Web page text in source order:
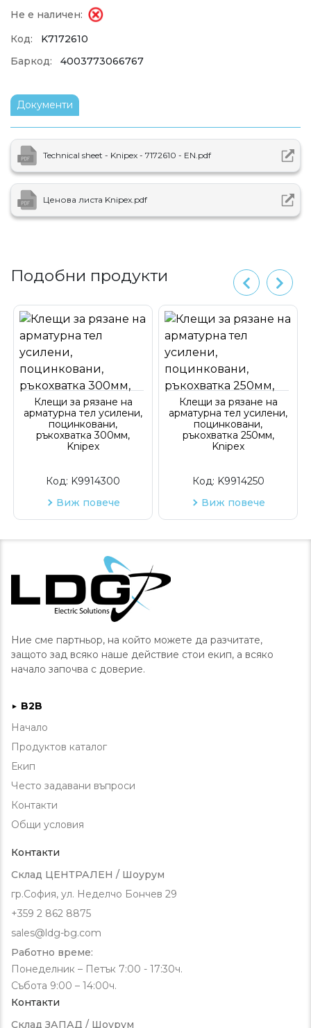
Не е наличен:
Код:
K7172610
Баркод:
4003773066767
Документи
Technical sheet - Knipex - 7172610 - EN.pdf
Ценова листа Knipex.pdf
Подобни продукти
Клещи за рязане на
арматурна тел усилени,
поцинковани,
ръкохватка 300мм,
Knipex
Код: K9914300
Виж повече
Клещи за рязане на
арматурна тел усилени,
поцинковани,
ръкохватка 250мм,
Knipex
Код: K9914250
Виж повече
Ние сме партньор, на който можете да разчитате,
защото зад всяко наше действие стои екип, а всяко
начало започва с доверие.
► B2B
Начало
Продуктов каталог
Екип
Често задавани въпроси
Контакти
Общи условия
Контакти
Склад ЦЕНТРАЛЕН / Шоурум
гр.София, ул. Неделчо Бончев 29
+359 2 862 8875
sales@ldg-bg.com
Работно време:
Понеделник – Петък 7:00 - 17:30ч.
Събота 9:00 – 14:00ч.
Контакти
Склад ЗАПАД / Шоурум